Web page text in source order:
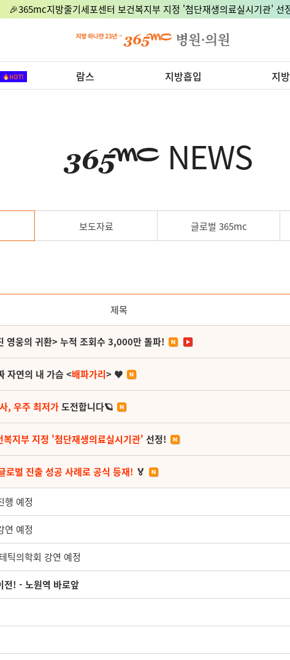
🎉365mc지방줄기세포센터 보건복지부 지정 '첨단재생의료실시기관' 선
람스 지방흡입 지
NEWS
보도자료 글로벌 365mc
제목
영웅의 귀환> 누적 조회수 3,000만 돌파!
자연의 내 가슴 <배파가리> ♥
, 우주 최저가도전합니다🪐
복지부 지정 '첨단재생의료실시기관' 선정!
로벌 진출 성공 사례로 공식 등재! 🏅
행 예정
연 예정
틱의학회 강연 예정
! - 노원역 바로앞